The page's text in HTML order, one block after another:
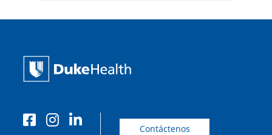
Contáctenos